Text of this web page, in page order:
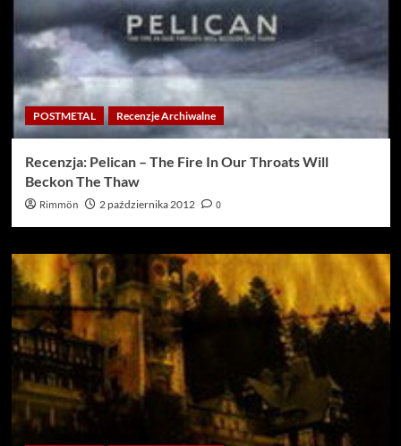
POSTMETAL Recenzje Archiwalne
Recenzja: Pelican – The Fire In Our Throats Will
Beckon The Thaw
Rimmön 2 października 2012 0